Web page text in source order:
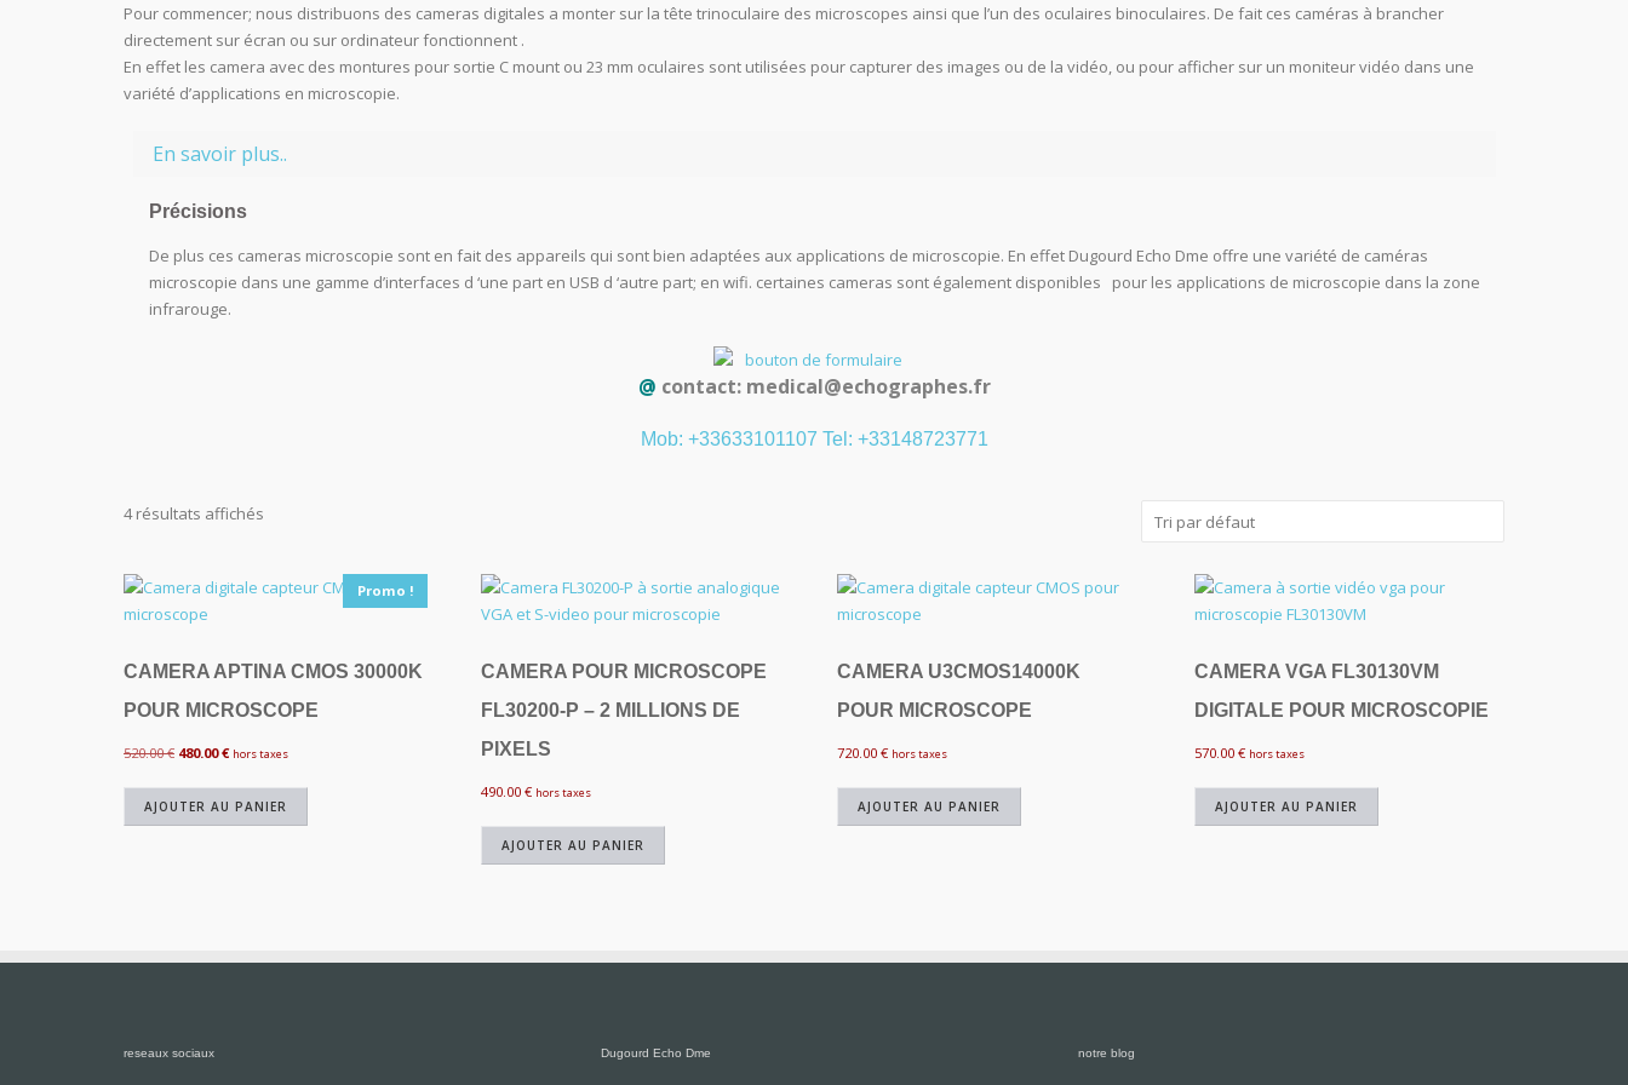
Pour commencer; nous distribuons des cameras digitales a monter sur la tête trinoculaire des microscopes ainsi que l’un des oculaires binoculaires. De fait ces caméras à brancher
directement sur écran ou sur ordinateur fonctionnent .
En effet les camera avec des montures pour sortie C mount ou 23 mm oculaires sont utilisées pour capturer des images ou de la vidéo, ou pour afficher sur un moniteur vidéo dans une
variété d’applications en microscopie.
En savoir plus..
Précisions
De plus ces cameras microscopie sont en fait des appareils qui sont bien adaptées aux applications de microscopie. En effet Dugourd Echo Dme offre une variété de caméras
microscopie dans une gamme d’interfaces d ‘une part en USB d ‘autre part; en wifi. certaines cameras sont également disponibles pour les applications de microscopie dans la zone
infrarouge.
@ contact: medical@echographes.fr
Mob: +33633101107 Tel: +33148723771
4 résultats affichés
Promo !
CAMERA APTINA CMOS 30000K
POUR MICROSCOPE
520.00€ Le
initial
était :
480.00€Le
actuel
est :
hors taxes
AJOUTER AU PANIER
CAMERA POUR MICROSCOPE
FL30200-P – 2 MILLIONS DE
PIXELS
490.00 € hors taxes
AJOUTER AU PANIER
CAMERA U3CMOS14000K
POUR MICROSCOPE
720.00€ hors taxes
AJOUTER AU PANIER
CAMERA VGA FL30130VM
DIGITALE POUR MICROSCOPIE
570.00€ hors taxes
AJOUTER AU PANIER
reseaux sociaux Dugourd Echo Dme notre blog